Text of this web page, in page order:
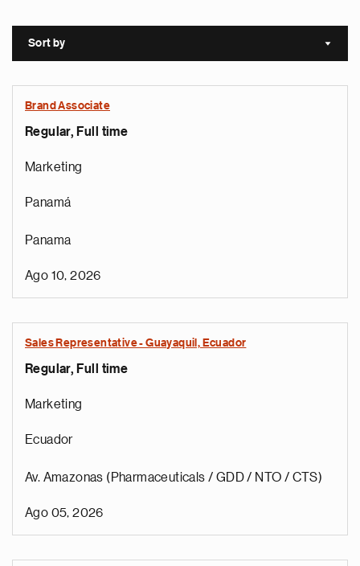
Sort by Sort
Brand Associate
Regular, Full time
Marketing
Panamá
Panama
Ago 10, 2026
Sales Representative - Guayaquil, Ecuador
Regular, Full time
Marketing
Ecuador
Av. Amazonas (Pharmaceuticals / GDD / NTO / CTS)
Ago 05, 2026